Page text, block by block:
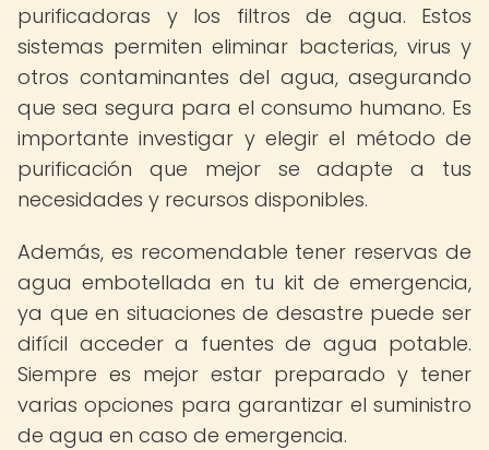
purificadoras y los filtros de agua. Estos
sistemas permiten eliminar bacterias, virus y
otros contaminantes del agua, asegurando
que sea segura para el consumo humano. Es
importante investigar y elegir el método de
purificación que mejor se adapte a tus
necesidades y recursos disponibles.
Además, es recomendable tener reservas de
agua embotellada en tu kit de emergencia,
ya que en situaciones de desastre puede ser
difícil acceder a fuentes de agua potable.
Siempre es mejor estar preparado y tener
varias opciones para garantizar el suministro
de agua en caso de emergencia.